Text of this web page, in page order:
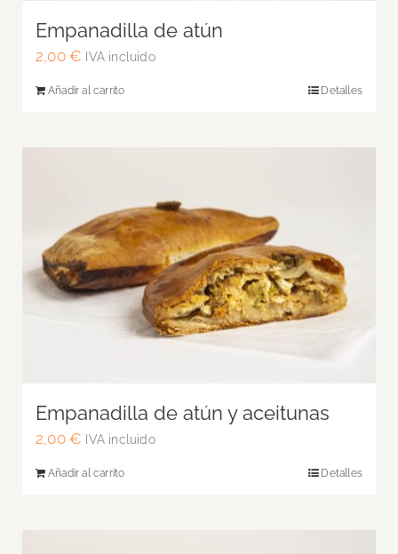
Empanadilla de atún
2,00 € IVA incluido
Añadir al carrito Detalles
Empanadilla de atún y aceitunas
2,00 € IVA incluido
Añadir al carrito Detalles